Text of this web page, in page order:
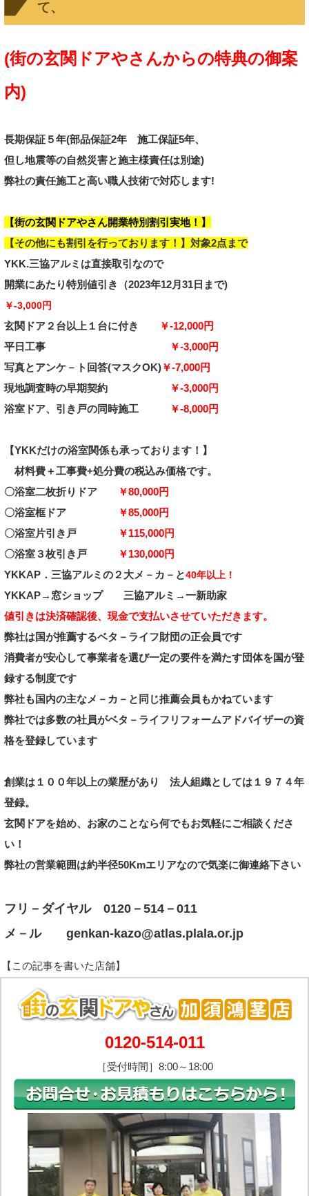
て、
(街の玄関ドアやさんからの特典の御案
内)
長期保証５年(部品保証2年 施工保証5年、
但し地震等の自然災害と施主様責任は別途)
弊社の責任施工と高い職人技術で対応します!
【街の玄関ドアやさん開業特別割引実地！】
【その他にも割引を行っております！】対象2点まで
YKK.三協アルミは直接取引なので
開業にあたり特別値引き （2023年12月31日まで)
￥-3,000円
玄関ドア２台以上１台に付き
￥-12,000円
平日工事 ￥-3,000円
写真とアンケ－ト回答(マスクOK)￥-7,000円
現地調査時の早期契約
￥-3,000円
浴室ドア、引き戸の同時施工
￥-8,000円
【YKKだけの浴室関係も承っております！】
材料費＋工事費+処分費の税込み価格です。
〇浴室二枚折りドア ￥80,000円
〇浴室框ドア ￥85,000円
〇浴室片引き戸 ￥115,000円
〇浴室３枚引き戸 ￥130,000円
YKKAP．三協アルミ の２大メ－カ－と40年以上！
YKKAP→ 窓ショップ 三協アルミ →一新助家
値引きは決済確認後、現金で支払いさせていただきます。
弊社は国が推薦するベタ－ライフ財団の正会員です
消費者が安心して事業者を選び一定の要件を満たす団体を国が登
録する制度です
弊社も国内の主なメ－カ－と同じ推薦会員もかねています
弊社では多数の社員がベタ－ライフリフォームアドバイザーの資
格を登録しています
創業は１００年以上の業歴があり 法人組織としては１９７ ４年
登録。
玄関ドアを始め、お家のことなら何でもお気軽にご相談くださ
い！
弊社の営業範囲は約半径50Kmエリアなので気楽に御連絡下さい
フリ－ダイヤル 0120－514－011
メ－ル genkan‐kazo@atlas.plala.or.jp
0120-514-011
［受付時間］8:00～18:00